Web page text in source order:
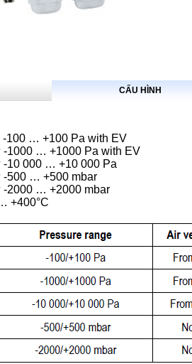
CẤU HÌNH
-100 … +100 Pa with EV
-1000 … +1000 Pa with EV
-10 000 … +10 000 Pa
-500 … +500 mbar
-2000 … +2000 mbar
+400°C